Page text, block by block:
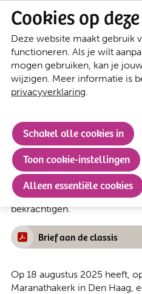
Brief aan de
in Trouw over Gaza
Veel van onze
In de bijlage hieronder kunt u
kerkenraad verstuurde aan de
Kerk Nederland. Via een
de kerk app kon u deze brief
bekrachtigen.
Brief aan de classis
Op 18 augustus 2025 heeft,
Maranathakerk in Den Haag,
Cookies op
Deze website maakt gebruik
functioneren. Als je wilt
mogen gebruiken, kan je
wijzigen. Meer informatie is
privacyverklaring.
Schakel alle cookies in
Toon cookie-instellingen
Alleen essentiële cookies